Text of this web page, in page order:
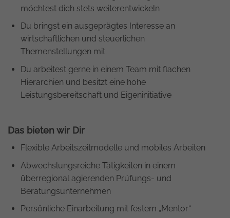
möchtest dich stets weiterentwickeln
Du bringst ein ausgeprägtes Interesse an
wirtschaftlichen und steuerlichen
Themenstellungen mit.
Du arbeitest gerne in einem Team mit flachen
Hierarchien und besitzt eine hohe
Leistungsbereitschaft und Eigeninitiative
Das bieten wir Dir
Flexible Arbeitszeitmodelle und mobiles Arbeiten
Abwechslungsreiche Tätigkeiten in einem
überregional agierenden Prüfungs- und
Beratungsunternehmen
Persönliche Einarbeitung mit festem „Mentor“